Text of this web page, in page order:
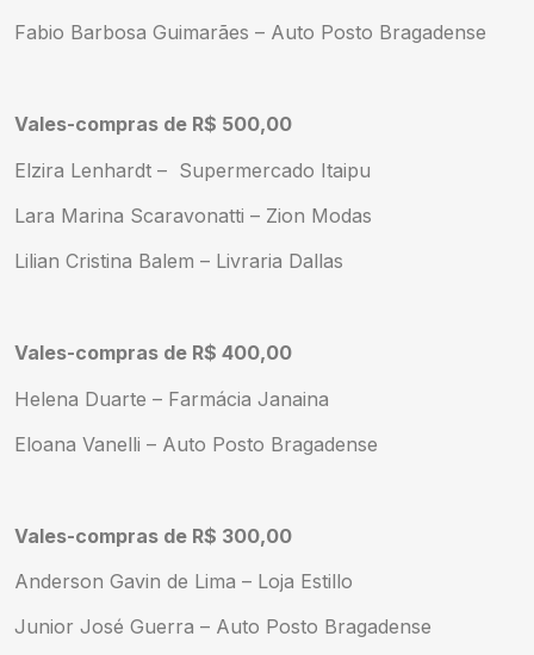
Fabio Barbosa Guimarães – Auto Posto Bragadense
Vales-compras de R$ 500,00
Elzira Lenhardt – Supermercado Itaipu
Lara Marina Scaravonatti – Zion Modas
Lilian Cristina Balem – Livraria Dallas
Vales-compras de R$ 400,00
Helena Duarte – Farmácia Janaina
Eloana Vanelli – Auto Posto Bragadense
Vales-compras de R$ 300,00
Anderson Gavin de Lima – Loja Estillo
Junior José Guerra – Auto Posto Bragadense